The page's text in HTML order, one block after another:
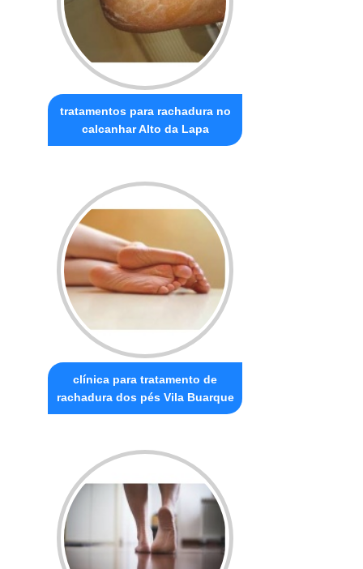
tratamentos para rachadura no
calcanhar Alto da Lapa
clínica para tratamento de
rachadura dos pés Vila Buarque